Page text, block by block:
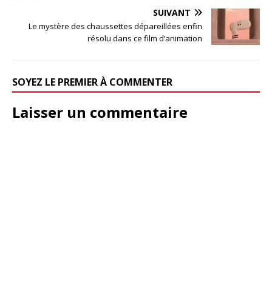
SUIVANT
Le mystère des chaussettes dépareillées enfin
résolu dans ce film d’animation
SOYEZ LE PREMIER À COMMENTER
Laisser un commentaire